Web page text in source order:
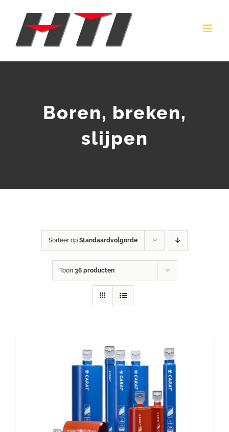
inhoud
Boren, breken,
slijpen
Sorteer op Standaardvolgorde
Toon 36 producten